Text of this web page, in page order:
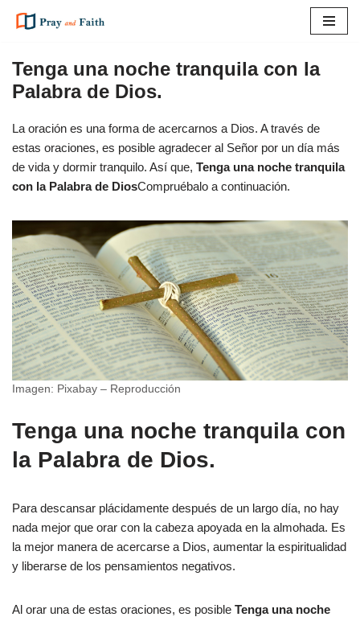
al
contenido
Tenga una noche tranquila con la
Palabra de Dios.
La oración es una forma de acercarnos a Dios. A través de
estas oraciones, es posible agradecer al Señor por un día más
de vida y dormir tranquilo. Así que, Tenga una noche tranquila
con la Palabra de DiosCompruébalo a continuación.
Imagen: Pixabay – Reproducción
Tenga una noche tranquila con
la Palabra de Dios.
Para descansar plácidamente después de un largo día, no hay
nada mejor que orar con la cabeza apoyada en la almohada. Es
la mejor manera de acercarse a Dios, aumentar la espiritualidad
y liberarse de los pensamientos negativos.
Al orar una de estas oraciones, es posible Tenga una noche